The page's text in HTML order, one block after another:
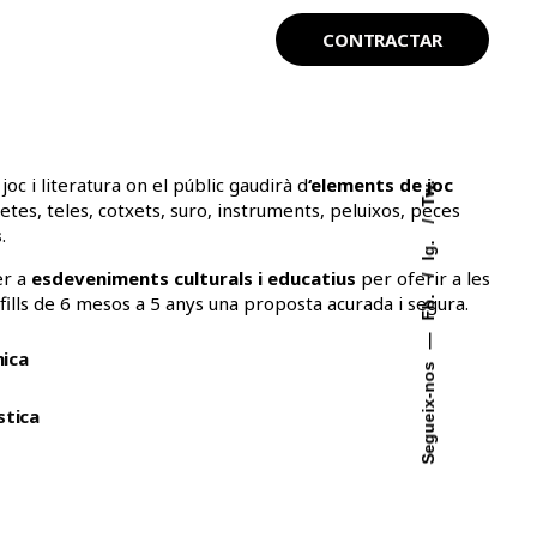
Segueix-nos
Fb.
Ig.
Tw.
CONTRACTAR
joc i literatura on el públic gaudirà d‘elements de joc
teles, cotxets, suro, instruments, peluixos, peces
.
a esdeveniments culturals i educatius per oferir a les
de 6 mesos a 5 anys una proposta acurada i segura.
aprox. ( consultar altres mides )